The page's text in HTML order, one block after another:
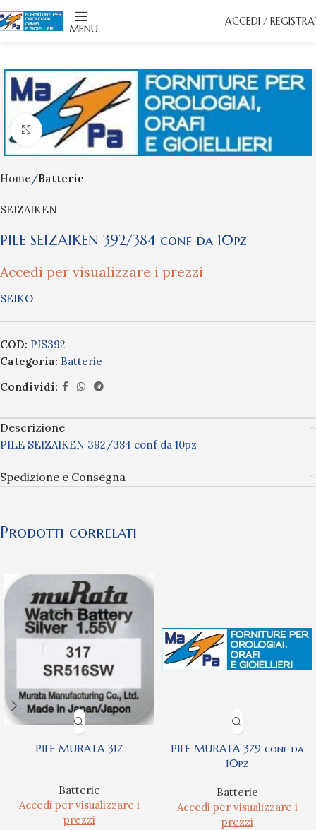
MENU
ACCEDI /
Click to enlarge
Home Batterie
SEIZAIKEN
PILE SEIZAIKEN 392/384 conf da 10pz
Accedi per visualizzare i prezzi
SEIKO
COD: PIS392
Categoria: Batterie
Condividi:
Descrizione
PILE SEIZAIKEN 392/384 conf da 10pz
Spedizione e Consegna
Prodotti correlati
PILE MURATA 317
Batterie
Accedi per visualizzare i
prezzi
PILE MURATA 379 conf da
10pz
Batterie
Accedi per visualizzare i
prezzi